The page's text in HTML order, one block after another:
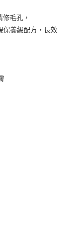
AFTEE先享後付」
，可透過四大超商／
。
需透過AFTEE先享
示為準，若有關於
「AFTEE先享後付
home
付」服務完成之交
關給付款項請求債
意方可使用
公司不負相關責
狀況，依本公司即
公司將視審查結果
惡意使用之情形，
取法律行動。
毛孔，
保養級配方，長效